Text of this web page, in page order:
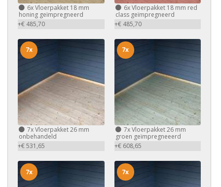
6xVloerpakket 18 mm
honing geïmpregneerd
+€ 485,70
6xVloerpakket 18 mm red
class geïmpregneerd
+€ 485,70
7xVloerpakket 26 mm
onbehandeld
+€ 531,65
7x
7xVloerpakket 26 mm
groen geïmpregneeerd
+€ 608,65
7x
7x 7x